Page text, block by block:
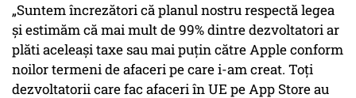
„Suntem încrezători că planul nostru respectă legea
și estimăm că mai mult de 99% dintre dezvoltatori ar
plăti aceleași taxe sau mai puțin către Apple conform
noilor termeni de afaceri pe care i-am creat. Toți
dezvoltatorii care fac afaceri în UE pe App Store au